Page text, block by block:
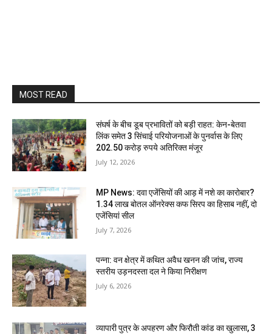
MOST READ
संघर्ष के बीच डूब प्रभावितों को बड़ी राहत: केन-बेतवा
लिंक समेत 3 सिंचाई परियोजनाओं के पुनर्वास के लिए
202.50 करोड़ रुपये अतिरिक्त मंजूर
July 12, 2026
MP News: दवा एजेंसियों की आड़ में नशे का कारोबार?
1.34 लाख बोतल ऑनरेक्स कफ सिरप का हिसाब नहीं, दो
एजेंसियां सील
July 7, 2026
पन्ना: वन क्षेत्र में कथित अवैध खनन की जांच, राज्य
स्तरीय उड़नदस्ता दल ने किया निरीक्षण
July 6, 2026
व्यापारी पुत्र के अपहरण और फिरौती कांड का खुलासा, 3